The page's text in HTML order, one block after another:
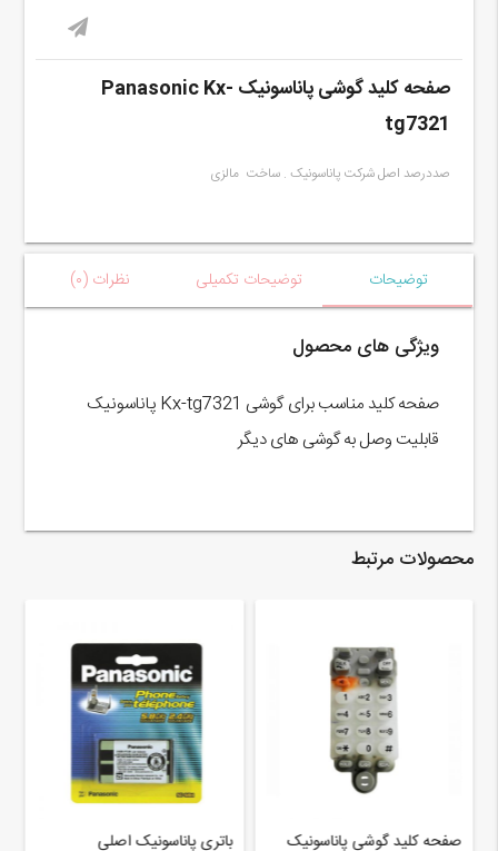
صفحه کلید گوشی پاناسونیک Panasonic Kx-
tg7321
صددرصد اصل شرکت پاناسونیک . ساخت مالزی
توضیحات توضیحات تکمیلی نظرات (۰)
ویژگی های محصول
صفحه کلید مناسب برای گوشی Kx-tg7321 پاناسونیک
قابلیت وصل به گوشی های دیگر
محصولات مرتبط
صفحه کلید گوشی پاناسونیک باتری پاناسونیک اصلی